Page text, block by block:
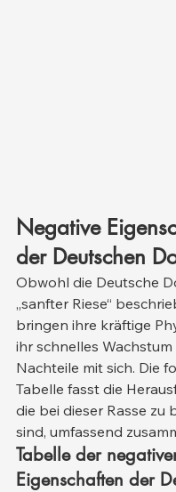
Negative
der Deutschen
Obwohl die Deutsche
„sanfter Riese“
bringen ihre kräftige
ihr schnelles Wachstum
Nachteile mit sich. Die
Tabelle fasst die
die bei dieser Rasse zu
sind, umfassend
Tabelle der
Eigenschaften der